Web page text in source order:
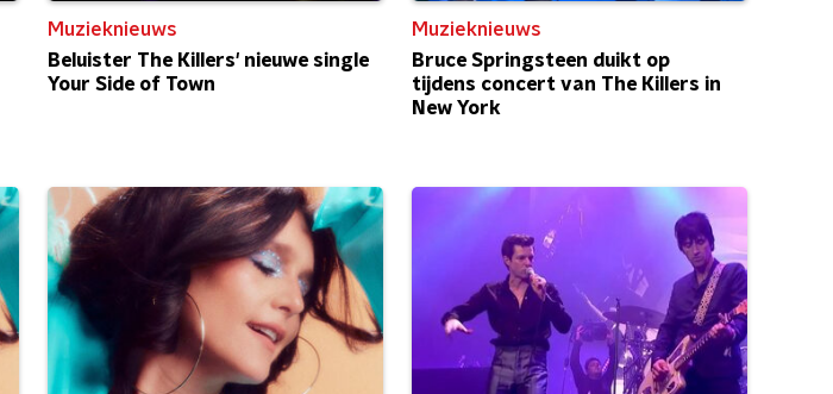
Muzieknieuws
Beluister The Killers' nieuwe single
Your Side of Town
Muzieknieuws
Bruce Springsteen duikt op
tijdens concert van The Killers in
New York